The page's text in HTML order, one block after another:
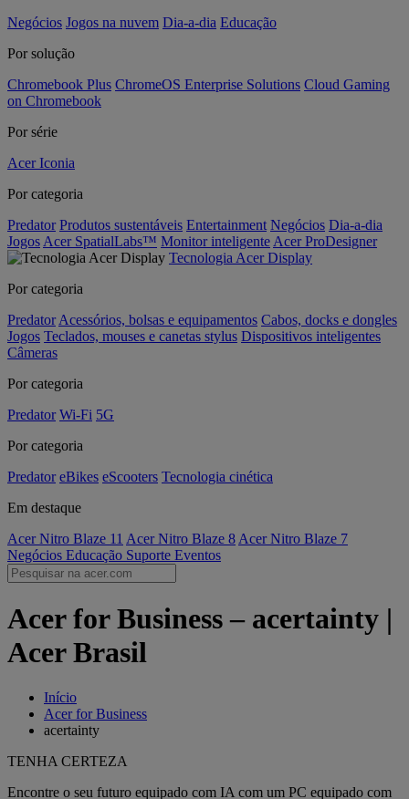
Negócios Jogos na nuvem Dia-a-dia Educação
Por solução
Chromebook Plus ChromeOS Enterprise Solutions Cloud Gaming
on Chromebook
Por série
Acer Iconia
Por categoria
Predator Produtos sustentáveis Entertainment Negócios Dia-a-dia
Jogos Acer SpatialLabs™ Monitor inteligente Acer ProDesigner
Tecnologia Acer Display
Por categoria
Predator Acessórios, bolsas e equipamentos Cabos, docks e dongles
Jogos Teclados, mouses e canetas stylus Dispositivos inteligentes
Câmeras
Por categoria
Predator Wi-Fi 5G
Por categoria
Predator eBikes eScooters Tecnologia cinética
Em destaque
Acer Nitro Blaze 11 Acer Nitro Blaze 8 Acer Nitro Blaze 7
Negócios Educação Suporte Eventos
Acer for Business – acertainty |
Acer Brasil
Início
Acer for Business
acertainty
TENHA CERTEZA
Encontre o seu futuro equipado com IA com um PC equipado com